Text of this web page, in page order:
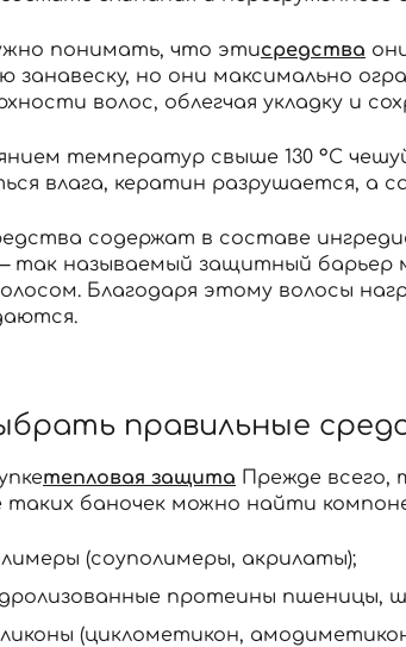
понимать, что этисредства
занавеску, но они максимально
волос, облегчая укладку и
температур свыше 130 °C
влага, кератин разрушается, а
содержат в составе
так называемый защитный барьер
Благодаря этому волосы
правильные
тепловая защита Прежде
таких баночек можно найти
(соуполимеры, акрилаты);
протеины пшеницы,
(циклометикон,